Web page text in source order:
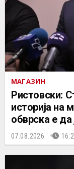
МАГАЗИН
Ристовски:
историја на
обврска е да
07.08.2026.